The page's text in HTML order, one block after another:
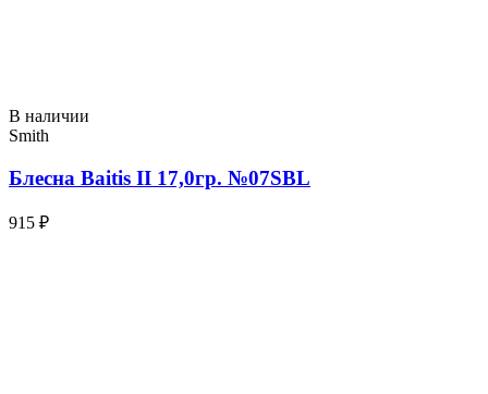
В наличии
Smith
Блесна Baitis II 17,0гр. №07SBL
915 ₽